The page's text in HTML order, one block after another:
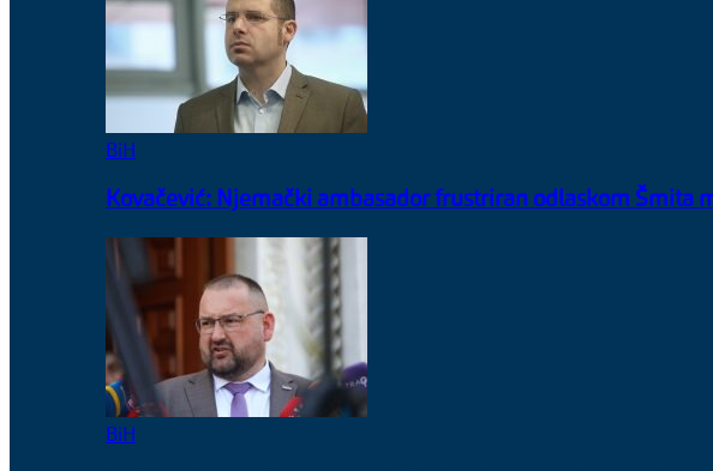
BiH
Kovačević: Njemački ambasador frustriran odlaskom Šmita
BiH